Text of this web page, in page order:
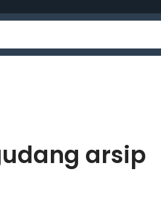
arsip